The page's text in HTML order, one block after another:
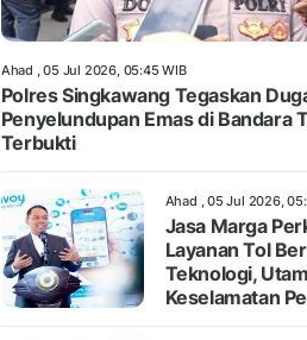
Ahad , 05 Jul 2026, 05:45 WIB
Polres Singkawang Tegaskan
Penyelundupan Emas di Bandara
Terbukti
Ahad , 05 Jul 2026,
Jasa Marga
Layanan Tol
Teknologi,
Keselamatan